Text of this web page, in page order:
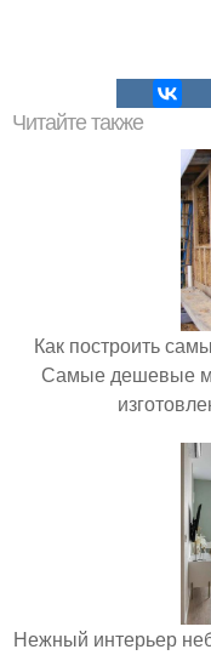
Читайте также
Как построить
Самые дешевые
Нежный интерьер